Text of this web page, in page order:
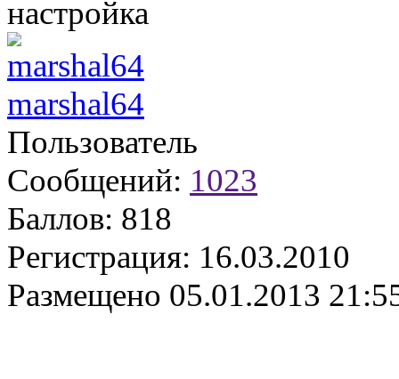
настройка
marshal64
Пользователь
Сообщений: 1023
Баллов: 818
Регистрация: 16.03.2010
Размещено 05.01.2013